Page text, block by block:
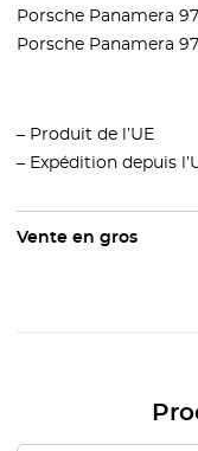
Porsche Panamera
Porsche Panamera
– Produit de l’UE
– Expédition depuis
Vente en gros